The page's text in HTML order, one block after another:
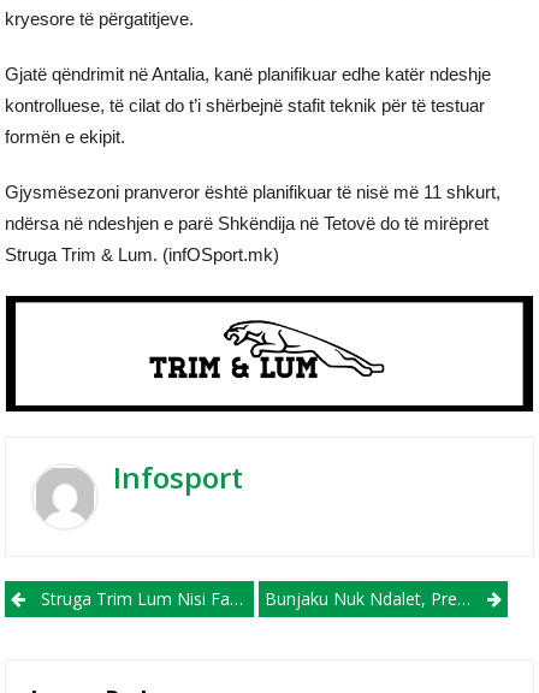
kryesore të përgatitjeve.
Gjatë qëndrimit në Antalia, kanë planifikuar edhe katër ndeshje
kontrolluese, të cilat do t’i shërbejnë stafit teknik për të testuar
formën e ekipit.
Gjysmësezoni pranveror është planifikuar të nisë më 11 shkurt,
ndërsa në ndeshjen e parë Shkëndija në Tetovë do të mirëpret
Struga Trim & Lum. (infOSport.mk)
Infosport
Post navigation
Struga Trim Lum Nisi Fazën E Përgatitjeve Pranverore Pa Goleadorin Compaore! Bunjaku Nuk Ndalet, Prezanton Edhe Një Tjetër Futbollistë Te KF Tirana